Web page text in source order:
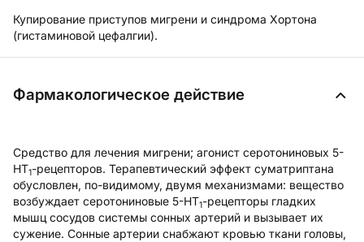
Купирование приступов мигрени и синдрома Хортона
(гистаминовой цефалгии).
Фармакологическое действие
Средство для лечения мигрени; агонист серотониновых 5-
HT1-рецепторов. Терапевтический эффект суматриптана
обусловлен, по-видимому, двумя механизмами: вещество
возбуждает серотониновые 5-HT1-рецепторы гладких
мышц сосудов системы сонных артерий и вызывает их
сужение. Сонные артерии снабжают кровью ткани головы,